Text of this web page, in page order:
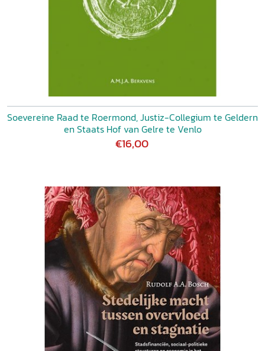
Soevereine Raad te Roermond, Justiz-Collegium te Geldern
en Staats Hof van Gelre te Venlo
€16,00